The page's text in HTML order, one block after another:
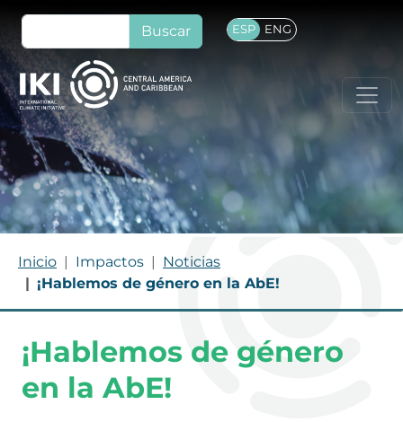
Pasar al contenido principal
Buscar ESP ENG
RUTA DE NAVEGACIÓN
Inicio Impactos
Noticias
¡Hablemos de género en la AbE!
¡Hablemos de género
en la AbE!